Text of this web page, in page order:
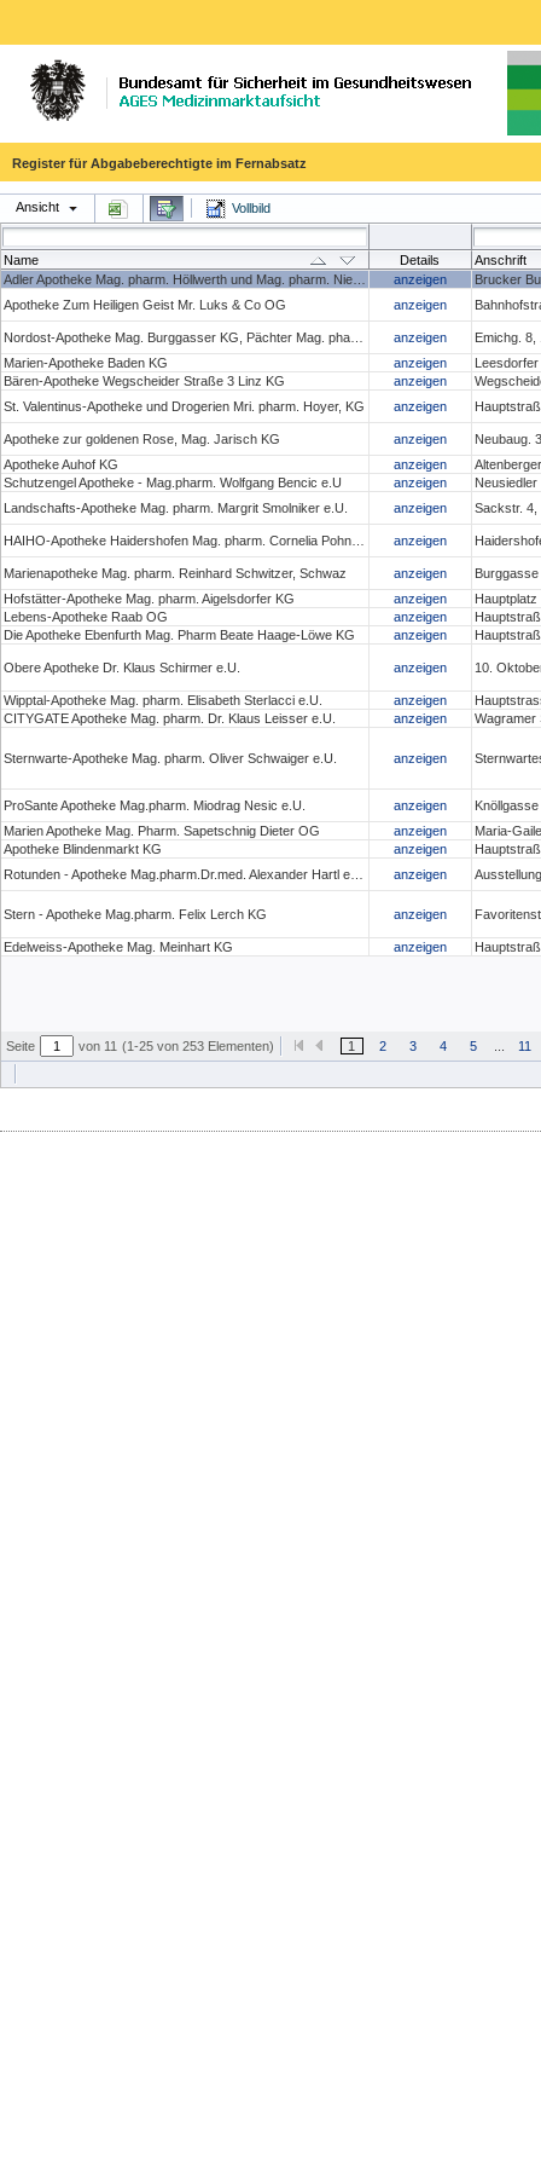
Register für Abgabeberechtigte im Fernabsatz
Ansicht Vollbild
Name Details
Anschrift
anzeigen
Brucker
Apotheke Zum Heiligen Geist Mr. Luks & Co OG
anzeigen
anzeigen
Emichg. 8,
Marien-Apotheke Baden KG
anzeigen
Bären-Apotheke Wegscheider Straße 3 Linz KG
anzeigen
St. Valentinus-Apotheke und Drogerien Mri. pharm. Hoyer, KG
anzeigen
Apotheke zur goldenen Rose, Mag. Jarisch KG anzeigen
Neubaug.
Apotheke Auhof KG
anzeigen
Schutzengel Apotheke - Mag.pharm. Wolfgang Bencic e.U
anzeigen
Landschafts-Apotheke Mag. pharm. Margrit Smolniker e.U.
anzeigen Sackstr. 4,
anzeigen
Marienapotheke Mag. pharm. Reinhard Schwitzer, Schwaz anzeigen
Hofstätter-Apotheke Mag. pharm. Aigelsdorfer KG
anzeigen
Lebens-Apotheke Raab OG
anzeigen
Die Apotheke Ebenfurth Mag. Pharm Beate Haage-Löwe KG
anzeigen
Obere Apotheke Dr. Klaus Schirmer e.U. anzeigen 10.
Wipptal-Apotheke Mag. pharm. Elisabeth Sterlacci e.U. anzeigen
CITYGATE Apotheke Mag. pharm. Dr. Klaus Leisser e.U.
anzeigen Wagramer
Sternwarte-Apotheke Mag. pharm. Oliver Schwaiger e.U. anzeigen
ProSante Apotheke Mag.pharm. Miodrag Nesic e.U. anzeigen
Marien Apotheke Mag. Pharm. Sapetschnig Dieter OG
anzeigen
Maria-
Apotheke Blindenmarkt KG
anzeigen
anzeigen
Stern - Apotheke Mag.pharm. Felix Lerch KG anzeigen
Edelweiss-Apotheke Mag. Meinhart KG anzeigen
Seite von 11 (1-25 von 253 Elementen) 1 2 3 4 5 11